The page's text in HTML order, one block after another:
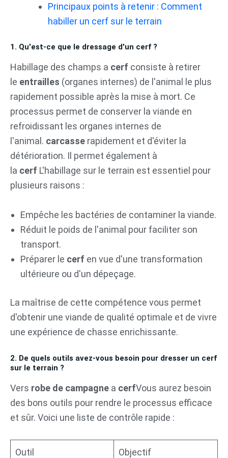
Principaux points à retenir : Comment
habiller un cerf sur le terrain
1. Qu'est-ce que le dressage d'un cerf ?
Habillage des champs a cerf consiste à retirer
le entrailles (organes internes) de l'animal le plus
rapidement possible après la mise à mort. Ce
processus permet de conserver la viande en
refroidissant les organes internes de
l'animal. carcasse rapidement et d'éviter la
détérioration. Il permet également à
la cerf L'habillage sur le terrain est essentiel pour
plusieurs raisons :
Empêche les bactéries de contaminer la viande.
Réduit le poids de l'animal pour faciliter son
transport.
Préparer le cerf en vue d'une transformation
ultérieure ou d'un dépeçage.
La maîtrise de cette compétence vous permet
d'obtenir une viande de qualité optimale et de vivre
une expérience de chasse enrichissante.
2. De quels outils avez-vous besoin pour dresser un cerf
sur le terrain ?
Vers robe de campagne a cerfVous aurez besoin
des bons outils pour rendre le processus efficace
et sûr. Voici une liste de contrôle rapide :
Outil Objectif